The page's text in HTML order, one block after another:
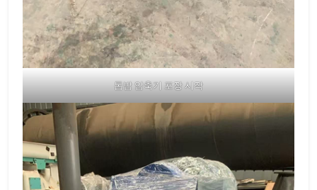
톱밥 압축기 포장 시작